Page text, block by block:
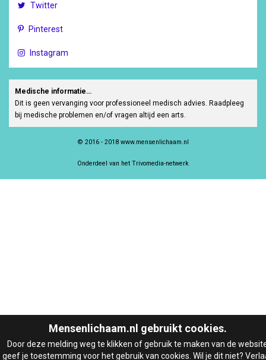
Twitter
Pinterest
Instagram
Medische informatie…
Dit is geen vervanging voor professioneel medisch advies. Raadpleeg
bij medische problemen en/of vragen altijd een arts.
© 2016 - 2018 www.mensenlichaam.nl
Onderdeel van het Trivomedia-netwerk
Mensenlichaam.nl gebruikt cookies.
Door deze melding weg te klikken of gebruik te maken van de
geef je toestemming voor het gebruik van cookies. Wil je dit niet?